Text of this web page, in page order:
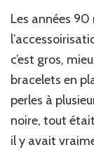
Les années 90
c’est gros,
bracelets en
perles à
noire, tout
il y avait